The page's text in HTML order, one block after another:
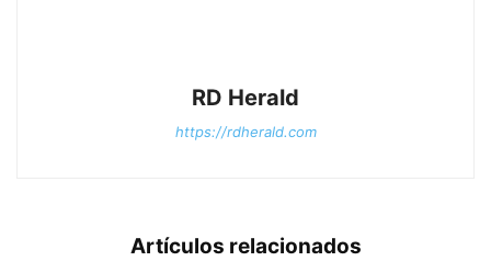
RD Herald
https://rdherald.com
Artículos relacionados